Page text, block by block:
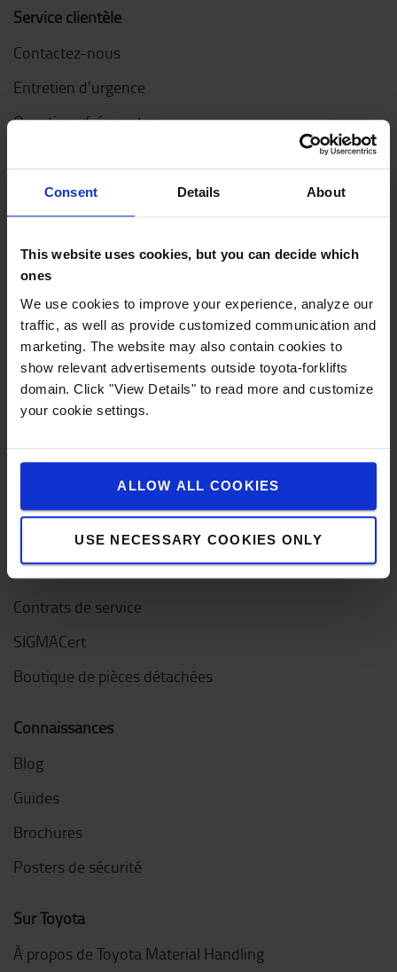
Consent Details About
This website uses cookies, but you can decide which
ones
We use cookies to improve your experience, analyze our
traffic, as well as provide customized communication and
marketing. The website may also contain cookies to
show relevant advertisements outside toyota-forklifts
domain. Click "View Details" to read more and customize
your cookie settings.
ALLOW ALL COOKIES
USE NECESSARY COOKIES ONLY
Service clientèle
Contactez-nous
Entretien d'urgence
Questions fréquentes
Transpalettes électriques
Gerbeurs électriques
Transpalettes
Chariots à mât rétractable
Préparateurs de commandes
Chariots diesel & GPL
Chariots à allée étroite
Chariots tracteurs
Entretien de chariots élévateurs
Contrats de service
SIGMACert
Boutique de pièces détachées
Connaissances
Blog
Guides
Brochures
Posters de sécurité
Sur Toyota
À propos de Toyota Material Handling